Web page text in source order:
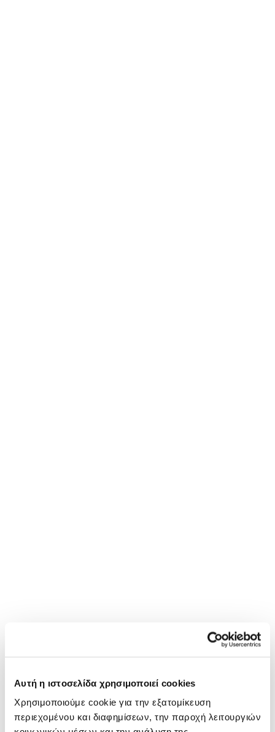
Αυτή η ιστοσελίδα χρησιμοποιεί cookies
Χρησιμοποιούμε cookie για την εξατομίκευση
περιεχομένου και διαφημίσεων, την παροχή λειτουργιών